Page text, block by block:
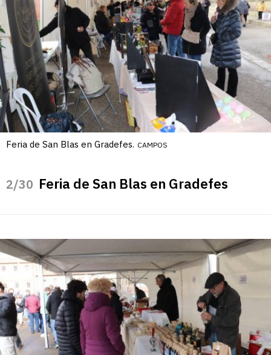
Feria de San Blas en Gradefes. CAMPOS
/30 Feria de San Blas en Gradefes